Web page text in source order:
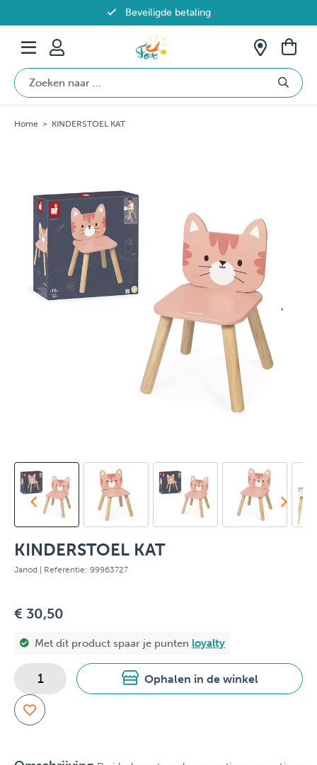
Beveiligde betaling
Gratis verzending vanaf €69 in België
Home > KINDERSTOEL KAT
KINDERSTOEL KAT
Janod | Referentie: 99963727
€ 30,50
Met dit product spaar je punten loyalty
Ophalen in de winkel